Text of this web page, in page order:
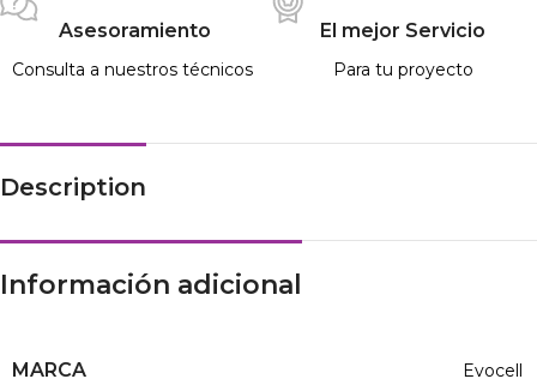
Asesoramiento
Consulta a nuestros técnicos
El mejor Servicio
Para tu proyecto
Description
Información adicional
MARCA Evocell